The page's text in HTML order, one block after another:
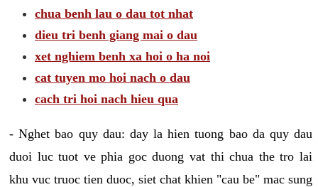
chua benh lau o dau tot nhat
dieu tri benh giang mai o dau
xet nghiem benh xa hoi o ha noi
cat tuyen mo hoi nach o dau
cach tri hoi nach hieu qua
- Nghet bao quy dau: day la hien tuong bao da quy dau
duoi luc tuot ve phia goc duong vat thi chua the tro lai
khu vuc truoc tien duoc, siet chat khien "cau be" mac sung